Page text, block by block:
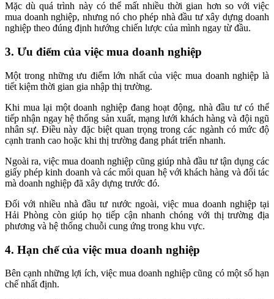
Mặc dù quá trình này có thể mất nhiều thời gian hơn so với việc
mua doanh nghiệp, nhưng nó cho phép nhà đầu tư xây dựng doanh
nghiệp theo đúng định hướng chiến lược của mình ngay từ đầu.
3. Ưu điểm của việc mua doanh nghiệp
Một trong những ưu điểm lớn nhất của việc mua doanh nghiệp là
tiết kiệm thời gian gia nhập thị trường.
Khi mua lại một doanh nghiệp đang hoạt động, nhà đầu tư có thể
tiếp nhận ngay hệ thống sản xuất, mạng lưới khách hàng và đội ngũ
nhân sự. Điều này đặc biệt quan trọng trong các ngành có mức độ
cạnh tranh cao hoặc khi thị trường đang phát triển nhanh.
Ngoài ra, việc mua doanh nghiệp cũng giúp nhà đầu tư tận dụng các
giấy phép kinh doanh và các mối quan hệ với khách hàng và đối tác
mà doanh nghiệp đã xây dựng trước đó.
Đối với nhiều nhà đầu tư nước ngoài, việc mua doanh nghiệp tại
Hải Phòng còn giúp họ tiếp cận nhanh chóng với thị trường địa
phương và hệ thống chuỗi cung ứng trong khu vực.
4. Hạn chế của việc mua doanh nghiệp
Bên cạnh những lợi ích, việc mua doanh nghiệp cũng có một số hạn
chế nhất định.